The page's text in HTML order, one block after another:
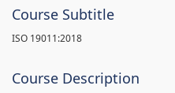
Course Subtitle
ISO 19011:2018
Course Description